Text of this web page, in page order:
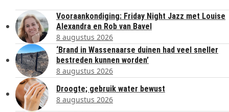
Vooraankondiging: Friday Night Jazz met Louise
Alexandra en Rob van Bavel
8 augustus 2026
‘Brand in Wassenaarse duinen had veel sneller
bestreden kunnen worden’
8 augustus 2026
Droogte; gebruik water bewust
8 augustus 2026